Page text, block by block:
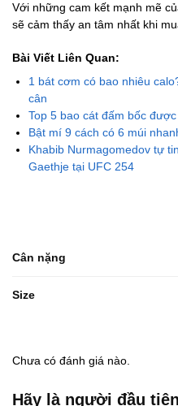
Với những cam kết mạnh mẽ
sẽ cảm thấy an tâm nhất khi
Bài Viết Liên Quan:
1 bát cơm có bao nhiêu
cân
Top 5 bao cát đấm bốc
Bật mí 9 cách có 6 múi
Khabib Nurmagomedov tự
Gaethje tại UFC 254
Cân nặng
Size
Chưa có đánh giá nào.
Hãy là người đầu